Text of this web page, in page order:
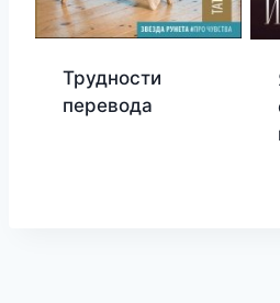
Трудности
перевода